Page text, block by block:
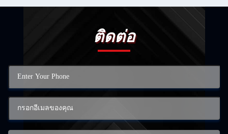
ติดต่อ